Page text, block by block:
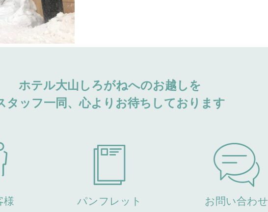
ホテル大山しろがねへのお越しを
タッフ一同、心よりお待ちしております
様 パンフレット お問い合わせ